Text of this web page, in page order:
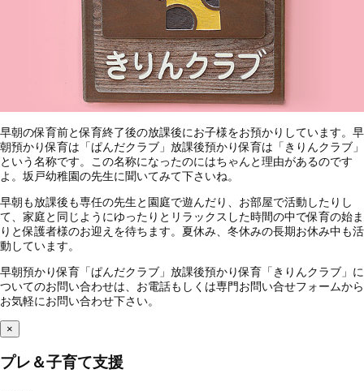
早朝の保育前と保育終了後の放課後にお子様をお預かりしています。早
朝預かり保育は「ぱんだクラブ」放課後預かり保育は「きりんクラブ」
という名称です。この名称になったのにはちゃんと理由があるのです
よ。坂戸幼稚園の先生に聞いてみて下さいね。
早朝も放課後も専任の先生と園庭で遊んだり、お部屋で活動したりし
て、家庭と同じようにゆったりとリラックスした時間の中で保育の始ま
りと保護者様のお迎えを待ちます。夏休み、冬休みの長期お休み中も活
動しています。
早朝預かり保育「ぱんだクラブ」放課後預かり保育「きりんクラブ」に
ついてのお問い合わせは、お電話もしくは専門お問い合せフォームから
お気軽にお問い合わせ下さい。
×
プレ＆子育て支援